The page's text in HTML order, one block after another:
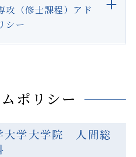
攻（修士課程）アド
シー
ムポリシー
大学大学院 人間総